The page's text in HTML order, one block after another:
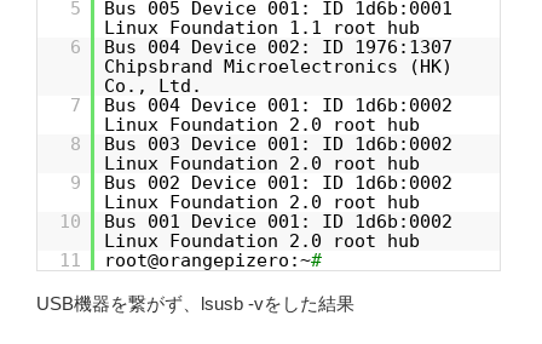
5
Bus 005 Device 001: ID 1d6b:0001
Linux Foundation 1.1 root hub
6
Bus 004 Device 002: ID 1976:1307
Chipsbrand Microelectronics (HK)
Co., Ltd.
7
Bus 004 Device 001: ID 1d6b:0002
Linux Foundation 2.0 root hub
8
Bus 003 Device 001: ID 1d6b:0002
Linux Foundation 2.0 root hub
9
Bus 002 Device 001: ID 1d6b:0002
Linux Foundation 2.0 root hub
10
Bus 001 Device 001: ID 1d6b:0002
Linux Foundation 2.0 root hub
11
root@orangepizero:~#
USB機器を繋がず、lsusb -vをした結果